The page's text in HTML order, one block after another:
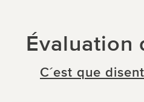
Évaluation
C´est que